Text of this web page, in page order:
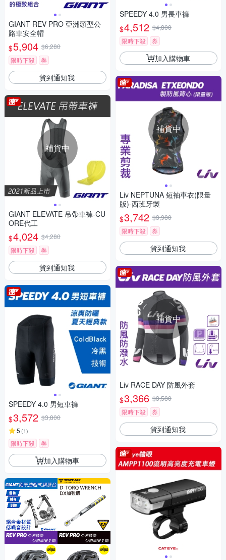
GIANT REV PRO 亞洲頭型公
路車安全帽
$5,904 $6,280
限時下殺
券
貨到通知我
補貨中
GIANT ELEVATE 吊帶車褲-CU
ORE代工
$4,024 $4,280
限時下殺
券
貨到通知我
SPEEDY 4.0 男短車褲
$3,572 $3,800
5 (1)
限時下殺 券
加入購物車
SPEEDY 4.0 男長車褲
$4,512 $4,800
限時下殺
券
加入購物車
補貨中
Liv NEPTUNA 短袖車衣(限量
版)-西班牙製
$3,742 $3,980
限時下殺
券
貨到通知我
補貨中
Liv RACE DAY 防風外套
$3,366 $3,580
限時下殺
券
貨到通知我